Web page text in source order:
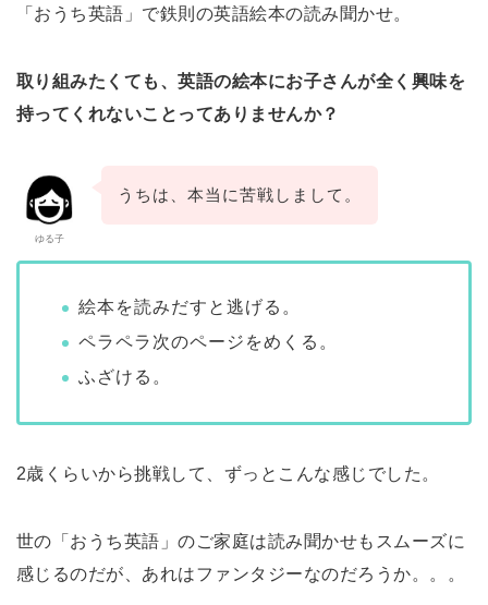
「おうち英語」で鉄則の英語絵本の読み聞かせ。
取り組みたくても、英語の絵本にお子さんが全く興味を
持ってくれないことってありませんか？
ゆる子
うちは、本当に苦戦しまして。
絵本を読みだすと逃げる。
ペラペラ次のページをめくる。
ふざける。
2歳くらいから挑戦して、ずっとこんな感じでした。
世の「おうち英語」のご家庭は読み聞かせもスムーズに
感じるのだが、あれはファンタジーなのだろうか。。。